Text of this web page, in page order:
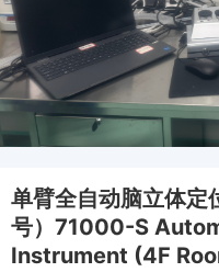
单臂全自动脑立体定
号）71000-S
Instrument (4F